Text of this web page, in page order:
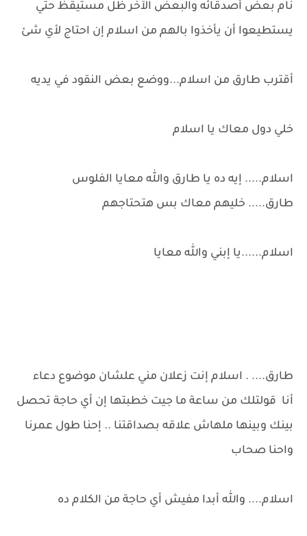
نام بعض أصدقائه والبعض الآخر ظل مستيقظ حتي
يستطيعوا أن يأخذوا بالهم من اسلام إن احتاج لأي شئ
أقترب طارق من اسلام...ووضع بعض النقود في يديه
خلي دول معاك يا اسلام
اسلام..... إيه ده يا طارق والله معايا الفلوس
طارق..... خليهم معاك بس هتحتاجهم
اسلام......يا إبني والله معايا
طارق.... . اسلام إنت زعلان مني علشان موضوع دعاء
أنا قولتلك من ساعة ما جيت خطبتها إن أي حاجة تحصل
بينك وبينها ملهاش علاقه بصداقتنا .. إحنا طول عمرنا
واحنا صحاب
اسلام.... والله أبدا مفيش أي حاجة من الكلام ده